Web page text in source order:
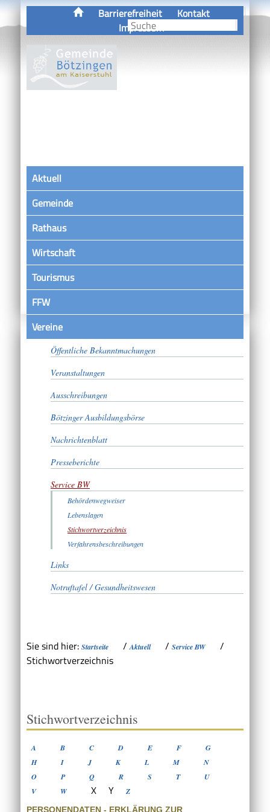
Barrierefreiheit
Kontakt
Impressum
Aktuell
Gemeinde
Rathaus
Wirtschaft
Tourismus
FFW
VereineSatzungen
Öffentliche Bekanntmachungen
Veranstaltungen
Ausschreibungen
Bötzinger Ausbildungsbörse
Nachrichtenblatt
Presseberichte
Service BW
Behördenwegweiser
Lebenslagen
Stichwortverzeichnis
Verfahrensbeschreibungen
Links
Notruftafel / Gesundheitswesen
Sie sind hier: Startseite /Aktuell / Service BW
/
Stichwortverzeichnis
Stichwortverzeichnis
A B C D E F
G
H
I J K L M
N
O
P Q R S T
U
V
W X Y Z
PERSONENDATEN - ERKLÄRUNG ZUR